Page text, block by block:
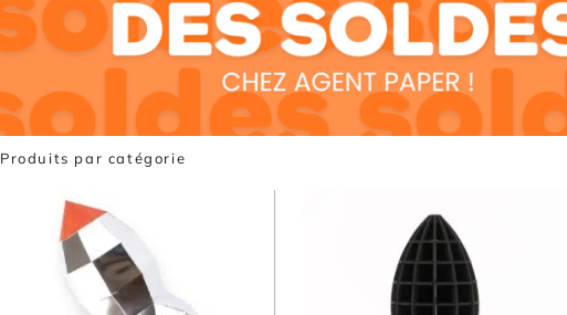
Produits par catégorie